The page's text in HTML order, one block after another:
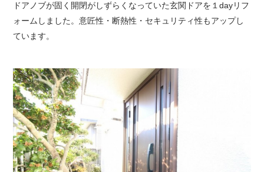
ドアノブが固く開閉がしずらくなっていた玄関ドアを１dayリフ
ォームしました。意匠性・断熱性・セキュリティ性もアップし
ています。